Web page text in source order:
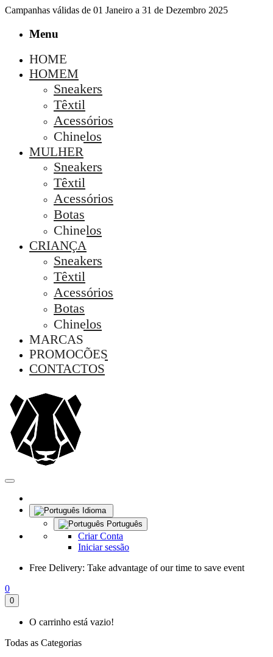
Campanhas válidas de 01 Janeiro a 31 de Dezembro 2025
Menu
HOME
HOMEM
Sneakers
Têxtil
Acessórios
Chinelos
MULHER
Sneakers
Têxtil
Acessórios
Botas
Chinelos
CRIANÇA
Sneakers
Têxtil
Acessórios
Botas
Chinelos
MARCAS
PROMOÇÕES
CONTACTOS
Idioma
Português
Criar Conta
Iniciar sessão
Free Delivery: Take advantage of our time to save event
0
0
O carrinho está vazio!
Todas as Categorias